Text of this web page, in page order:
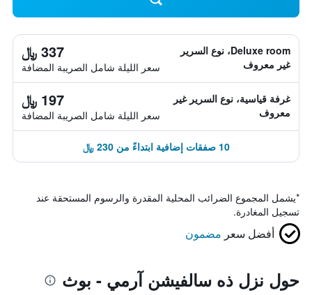
Deluxe room، نوع السرير
غير معروف
337 ﷼
سعر الليلة شامل الصريبة المضافة
غرفة قياسية، نوع السرير غير
معروف
197 ﷼
سعر الليلة شامل الصريبة المضافة
10 صفقات إضافية ابتداءً من 230 ﷼
*يشمل المجموع الضرائب المحلية المقدرة والرسوم المستحقة عند
تسجيل المغادرة.
أفضل سعر مضمون
حول نزل ذه سالفيشن آرمي - بوث